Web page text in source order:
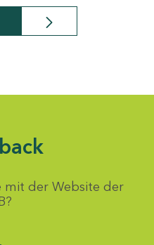
mit der Website der